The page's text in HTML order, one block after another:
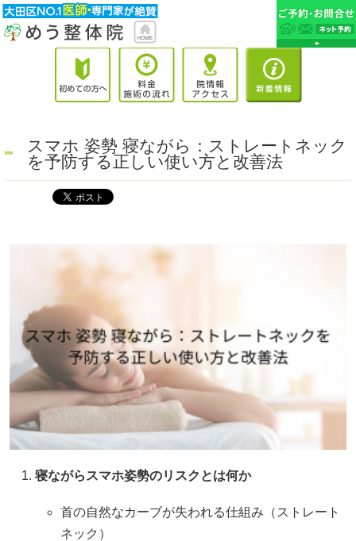
スマホ 姿勢 寝ながら：ストレートネック
を予防する正しい使い方と改善法
寝ながらスマホ姿勢のリスクとは何か
首の自然なカーブが失われる仕組み（ストレート
ネック）